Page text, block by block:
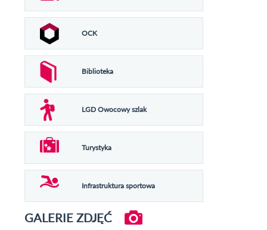
OCK
Biblioteka
LGD Owocowy szlak
Turystyka
Infrastruktura sportowa
GALERIE ZDJĘĆ